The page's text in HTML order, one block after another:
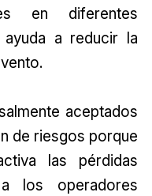
en diferentes
a reducir la
aceptados
de riesgos porque
las pérdidas
los operadores